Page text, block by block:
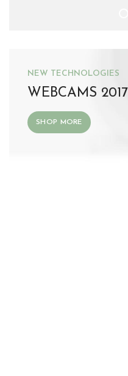
NEW TECHNOLOGIES
WEBCAMS 2017
SHOP MORE